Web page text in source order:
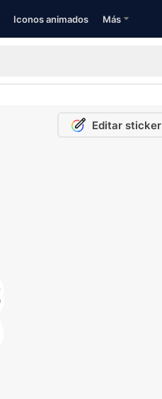
Iconos animados Más
Editar sticker